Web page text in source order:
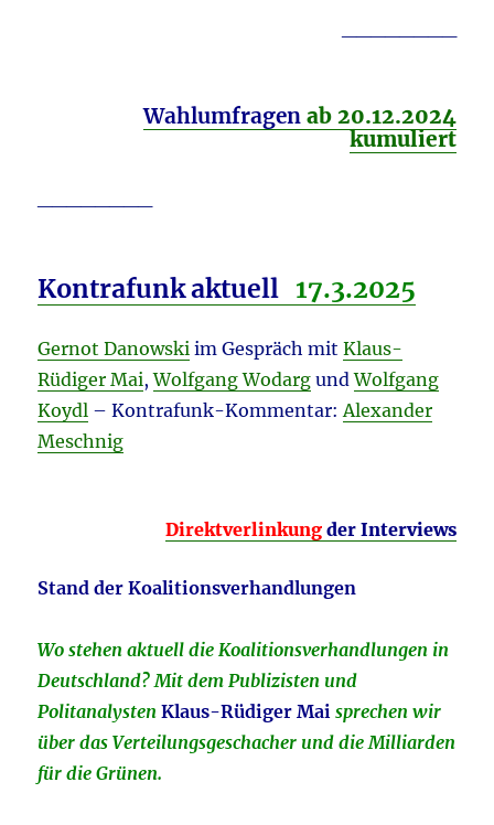
Wahlumfragenab 20.12.2024
kumuliert
Kontrafunk aktuell 17.3.2025
Gernot Danowski im Gespräch mitKlaus-
Rüdiger Mai,Wolfgang Wodarg undWolfgang
Koydl – Kontrafunk-Kommentar:Alexander
Meschnig
Direktverlinkung der Interviews
Stand der Koalitionsverhandlungen
Wo stehen aktuell die Koalitionsverhandlungen in
Deutschland? Mit dem Publizisten und
PolitanalystenKlaus-Rüdiger Mai sprechen wir
über das Verteilungsgeschacher und die Milliarden
für die Grünen.